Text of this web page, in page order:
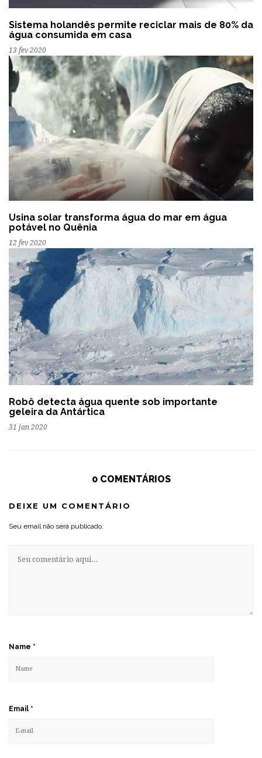
Sistema holandês permite reciclar mais de 80% da
água consumida em casa
13 fev 2020
Usina solar transforma água do mar em água
potável no Quênia
12 fev 2020
Robô detecta água quente sob importante
geleira da Antártica
31 jan 2020
0 COMENTÁRIOS
DEIXE UM COMENTÁRIO
Seu email não será publicado.
Name *
Email *